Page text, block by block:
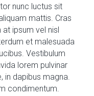
nunc luctus sit
mattis. Cras
ipsum vel nisl
et malesuada
Vestibulum
lorem pulvinar
in dapibus magna.
condimentum.